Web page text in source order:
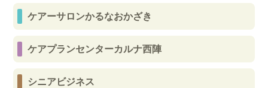
ケアーサロンかるなおかざき
ケアプランセンターカルナ西陣
シニアビジネス